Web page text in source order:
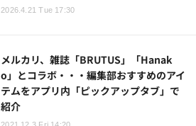
2026.4.21 Tue 17:30
メルカリ、雑誌「BRUTUS」「Hanak
o」とコラボ・・・編集部おすすめのアイ
テムをアプリ内「ピックアップタブ」で
紹介